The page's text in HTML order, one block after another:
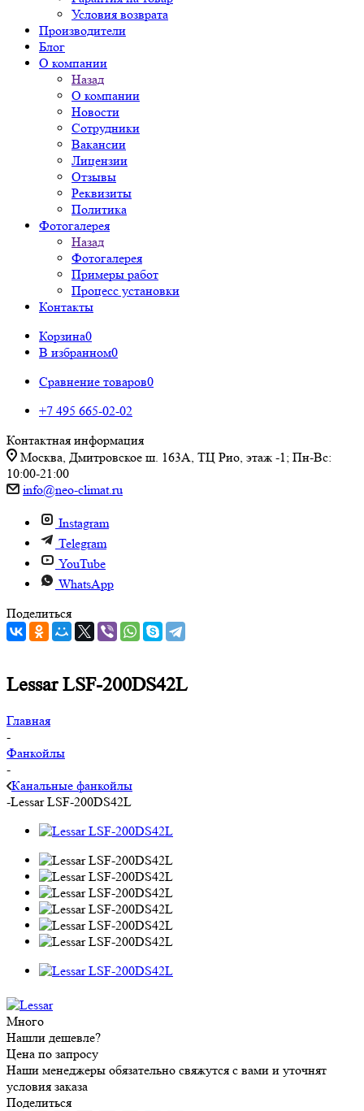
Условия возврата
Производители
Блог
О компании
Назад
О компании
Новости
Сотрудники
Вакансии
Лицензии
Отзывы
Реквизиты
Политика
Фотогалерея
Назад
Фотогалерея
Примеры работ
Процесс установки
Контакты
Корзина0
В избранном0
Сравнение товаров0
+7 495 665-02-02
Контактная информация
Москва, Дмитровское ш. 163А, ТЦ Рио, этаж -1; Пн-Вс:
10:00-21:00
info@neo-climat.ru
Instagram
Telegram
YouTube
WhatsApp
Поделиться
Lessar LSF-200DS42L
Главная
-
Фанкойлы
-
Канальные фанкойлы
-Lessar LSF-200DS42L
Много
Нашли дешевле?
Цена по запросу
Наши менеджеры обязательно свяжутся с вами и уточнят
условия заказа
Поделиться